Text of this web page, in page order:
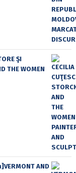
ŞI
THE WOMEN
AND